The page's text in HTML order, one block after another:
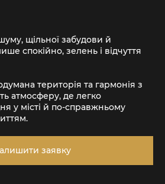
щільної забудови й
спокійно, зелень і відчуття
територія та гармонія з
атмосферу, де легко
у місті й по-справжньому
заявку